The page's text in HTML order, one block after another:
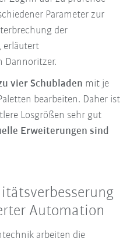
Parameter zur
der
erläutert
Dannoritzer.
vier Schubladen mit je
bearbeiten. Daher ist
Losgrößen sehr gut
Erweiterungen sind
Automation
arbeiten die